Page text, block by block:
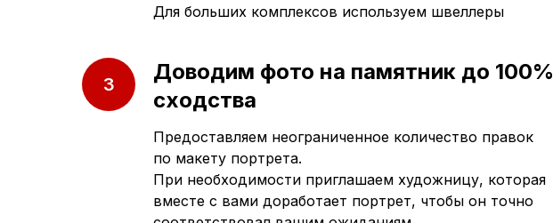
Для больших комплексов используем швеллеры
Доводим фото на памятник до 100%
сходства
Предоставляем неограниченное количество правок
по макету портрета.
При необходимости приглашаем художницу, которая
вместе с вами доработает портрет, чтобы он точно